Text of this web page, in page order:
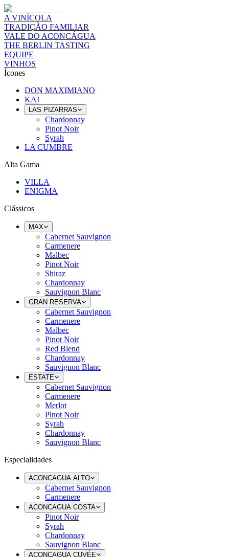
A VINÍCOLA
TRADIÇÃO FAMILIAR
VALE DO ACONCÁGUA
THE BERLIN TASTING
EQUIPE
VINHOS
Ícones
DON MAXIMIANO
KAI
LAS PIZARRAS
Chardonnay
Pinot Noir
Syrah
LA CUMBRE
Alta Gama
VILLA
ENIGMA
Clássicos
MAX
Cabernet Sauvignon
Carmenere
Malbec
Pinot Noir
Shiraz
Chardonnay
Sauvignon Blanc
GRAN RESERVA
Cabernet Sauvignon
Carmenere
Malbec
Pinot Noir
Red Blend
Chardonnay
Sauvignon Blanc
ESTATE
Cabernet Sauvignon
Carmenere
Merlot
Pinot Noir
Syrah
Chardonnay
Sauvignon Blanc
Especialidades
ACONCAGUA ALTO
Cabernet Sauvignon
Carmenere
ACONCAGUA COSTA
Pinot Noir
Syrah
Chardonnay
Sauvignon Blanc
ACONCAGUA CUVÉE